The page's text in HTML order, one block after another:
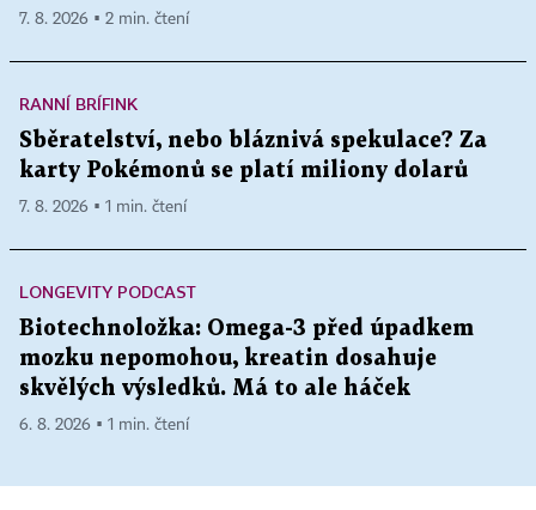
7. 8. 2026 ▪ 2 min. čtení
RANNÍ BRÍFINK
Sběratelství, nebo bláznivá spekulace? Za
karty Pokémonů se platí miliony dolarů
7. 8. 2026 ▪ 1 min. čtení
LONGEVITY PODCAST
Biotechnoložka: Omega-3 před úpadkem
mozku nepomohou, kreatin dosahuje
skvělých výsledků. Má to ale háček
6. 8. 2026 ▪ 1 min. čtení